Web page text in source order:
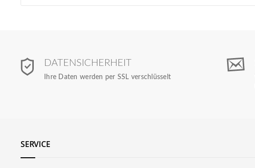
DATENSICHERHEIT
Ihre Daten werden per SSL verschlüsselt
SERVICE